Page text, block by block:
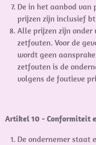
De in het aanbod van
prijzen zijn inclusief
Alle prijzen zijn onder
zetfouten. Voor de
wordt geen
zetfouten is de
volgens de foutieve
Artikel 10 - Conformiteit
De ondernemer staat